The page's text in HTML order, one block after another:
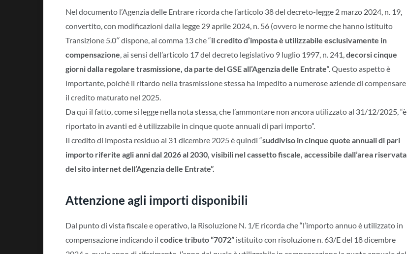
Nel documento l’Agenzia delle Entrare ricorda che l’articolo 38 del decreto-legge 2 marzo 2024, n. 19,
convertito, con modificazioni dalla legge 29 aprile 2024, n. 56 (ovvero le norme che hanno istituito
Transizione 5.0″ dispone, al comma 13 che “il credito d’imposta è utilizzabile esclusivamente in
compensazione , ai sensi dell’articolo 17 del decreto legislativo 9 luglio 1997, n. 241, decorsi cinque
giorni dalla regolare trasmissione, da parte del GSE all’Agenzia delle Entrate“. Questo aspetto è
importante, poiché il ritardo nella trasmissione stessa ha impedito a numerose aziende di compensare
il credito maturato nel 2025.
Da qui il fatto, come si legge nella nota stessa, che l’ammontare non ancora utilizzato al 31/12/2025, “è
riportato in avanti ed è utilizzabile in cinque quote annuali di pari importo”.
Il credito di imposta residuo al 31 dicembre 2025 è quindi “suddiviso in cinque quote annuali di pari
importo riferite agli anni dal 2026 al 2030, visibili nel cassetto fiscale, accessibile dall’area riservata
del sito internet dell’Agenzia delle Entrate”.
Attenzione agli importi disponibili
Dal punto di vista fiscale e operativo, la Risoluzione N. 1/E ricorda che “l’importo annuo è utilizzato in
compensazione indicando il codice tributo “7072” istituito con risoluzione n. 63/E del 18 dicembre